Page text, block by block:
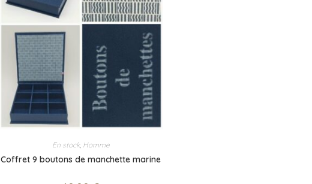
En stock, Homme
Coffret 9 boutons de manchette marine